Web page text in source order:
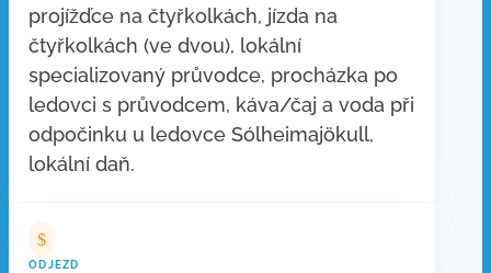
projížďce na čtyřkolkách, jízda na
čtyřkolkách (ve dvou), lokální
specializovaný průvodce, procházka po
ledovci s průvodcem, káva/čaj a voda při
odpočinku u ledovce Sólheimajökull,
lokální daň.
$
ODJEZD